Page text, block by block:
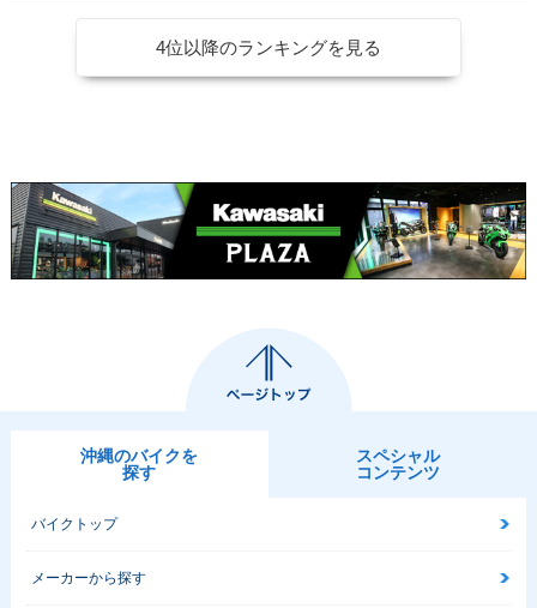
4位以降のランキングを見る
沖縄のバイクを
探す
スペシャル
コンテンツ
バイクトップ
メーカーから探す